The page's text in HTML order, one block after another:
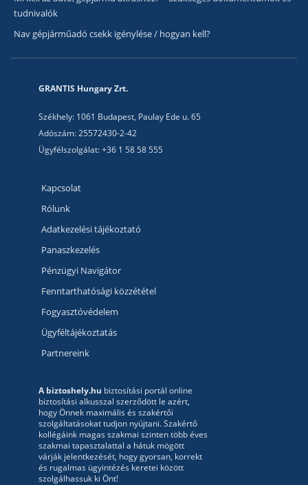
tudnivalók
Nav gépjárműadó csekk igénylése / hogyan kell?
GRANTIS Hungary Zrt.
Székhely: 1061 Budapest, Paulay Ede u. 65
Adószám: 25572430-2-42
Ügyfélszolgálat: +36 1 58 58 555
Kapcsolat
Rólunk
Adatkezelési tájékoztató
Panaszkezelés
Pénzügyi Navigátor
Fenntarthatósági közzététel
Fogyasztóvédelem
Ügyféltájékoztatás
Partnereink
A biztoshely.hu biztosítási portál online
biztosítási alkusszal szerződött le azért,
hogy Önnek maximális és szakértői
szolgáltatásokat tudjon nyújtani. Szakértő
kollégáink magas szakmai szinten több éves
szakmai tapasztalattal a hátuk mögött
várják jelentkezését, hogy gyorsan, korrekt
és rugalmas ügyintézés keretei között
szolgálhassuk ki Önt!